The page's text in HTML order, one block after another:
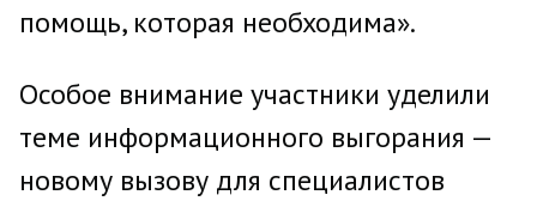
помощь, которая необходима».
Особое внимание участники уделили
теме информационного выгорания —
новому вызову для специалистов